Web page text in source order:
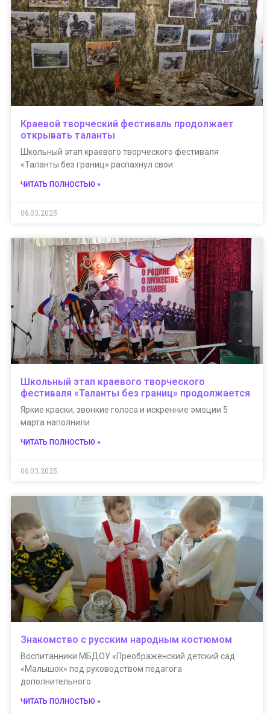
Краевой творческий фестиваль продолжает
открывать таланты
Школьный этап краевого творческого фестиваля
«Таланты без границ» распахнул свои
ЧИТАТЬ ПОЛНОСТЬЮ »
06.03.2025
Школьный этап краевого творческого
фестиваля «Таланты без границ» продолжается
Яркие краски, звонкие голоса и искренние эмоции 5
марта наполнили
ЧИТАТЬ ПОЛНОСТЬЮ »
06.03.2025
Знакомство с русским народным костюмом
Воспитанники МБДОУ «Преображенский детский сад
«Малышок» под руководством педагога
дополнительного
ЧИТАТЬ ПОЛНОСТЬЮ »